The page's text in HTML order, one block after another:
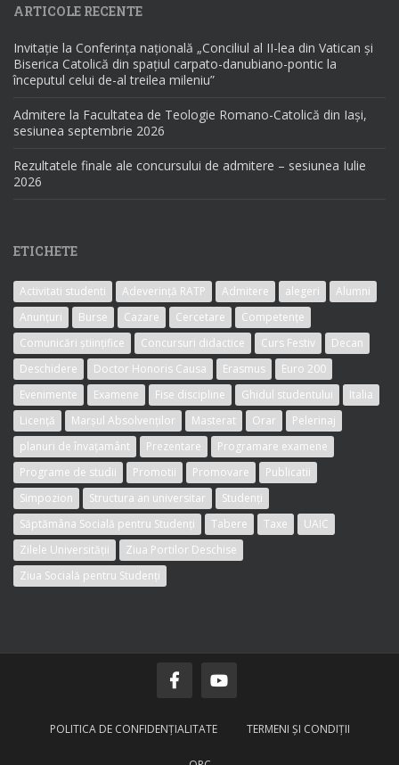
ARTICOLE RECENTE
Invitație la Conferința națională „Conciliul al II-lea din Vatican și
Biserica Catolică din spațiul carpato-danubiano-pontic la
începutul celui de-al treilea mileniu”
Admitere la Facultatea de Teologie Romano-Catolică din Iași,
sesiunea septembrie 2026
Rezultatele finale ale concursului de admitere – sesiunea Iulie
2026
ETICHETE
Activitati studenti Adeverință RATP Admitere alegeri
Alumni
Anunțuri
Burse Cazare Cercetare
Competențe
Comunicări științifice
Concursuri didactice Curs Festiv
Decan
Deschidere
Doctor Honoris Causa Erasmus
Euro 200
Evenimente
Examene Fise discipline Ghidul studentului
Italia
Licență
Marșul Absolvenților Masterat Orar
Pelerinaj
planuri de învațamânt
Prezentare
Programare examene
Programe de studii
Promotii Promovare
Publicatii
Simpozion
Structura an universitar
Studenți
Săptămâna Socială pentru Studenți
Tabere Taxe
UAIC
Zilele Universității
Ziua Portilor Deschise
Ziua Socială pentru Studenți
POLITICA DE CONFIDENŢIALITATE TERMENI ŞI CONDIŢII